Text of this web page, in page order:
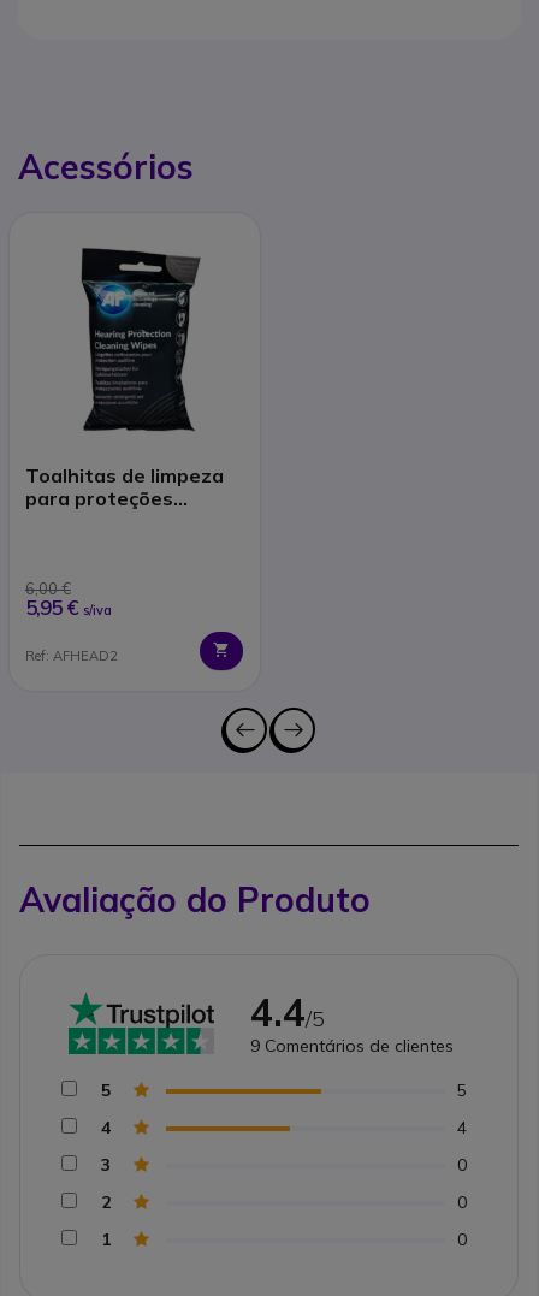
Acessórios
Toalhitas de limpeza
para proteções
6,00 €
5,95 € s/iva
Ref: AFHEAD2
Avaliação do Produto
4.4/5
9 Comentários de clientes
5
5
4
4
3
0
2
0
1
0